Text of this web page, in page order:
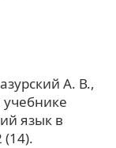
А. В.,
язык в